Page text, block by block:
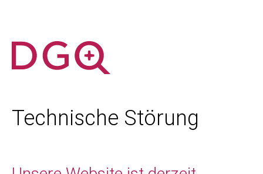
Technische Störung